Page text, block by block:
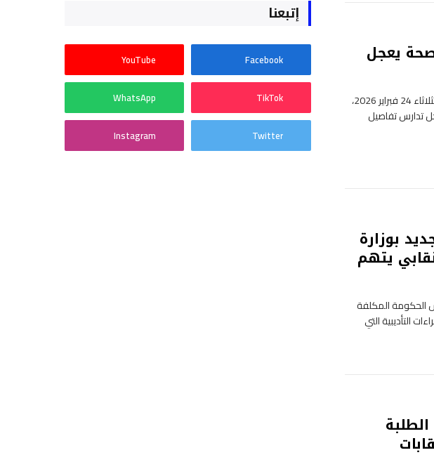
يعجل
عقد التنسيق النقابي الوطني بقطاع الصحة، صباح الثلاثاء 24 فبراير 2026،
تدارس تفاصيل
بوزارة
يتهم
الحكومة المكلفة
التأديبية التي
إتبعنا
Facebook
YouTube
TikTok
WhatsApp
Twitter
Instagram